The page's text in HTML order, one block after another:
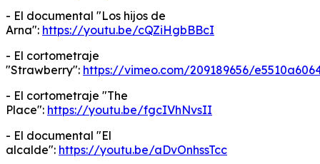
- El documental "Los hijos de
Arna": https://youtu.be/cQZiHgbBBcI
- El cortometraje
"Strawberry": https://vimeo.com/209189656/
- El cortometraje "The
Place": https://youtu.be/fgcIVhNvsII
- El documental "El
alcalde": https://youtu.be/aDvOnhssTcc